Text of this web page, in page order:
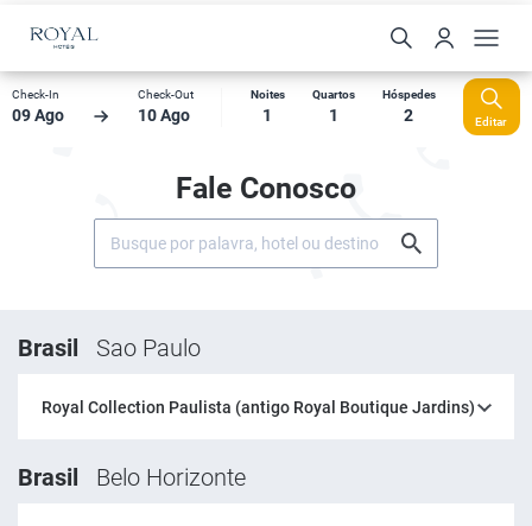
Check-In
09 Ago
Check-Out
10 Ago
Noites
1
Quartos
1
Hóspedes
2 Editar
Fale Conosco
Brasil Sao Paulo
Royal Collection Paulista (antigo Royal Boutique Jardins)
Brasil Belo Horizonte